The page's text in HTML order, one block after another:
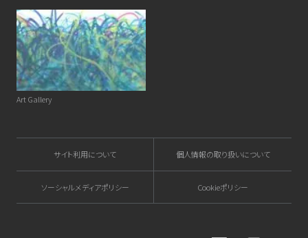
Art Gallery
サイト利用について 個人情報の取り扱いについて
ソーシャルメディアポリシー Cookieポリシー